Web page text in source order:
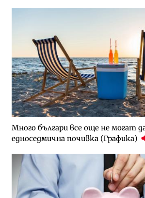
Много българи все още не могат
едноседмична почивка (Графика)